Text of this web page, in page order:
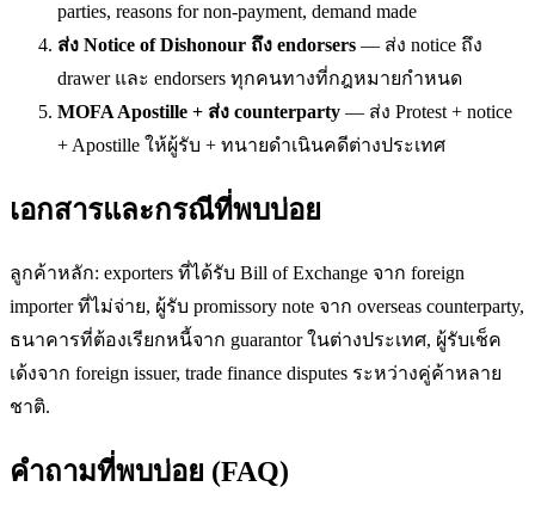
parties, reasons for non-payment, demand made
ส่ง Notice of Dishonour ถึง endorsers — ส่ง notice ถึง
drawer และ endorsers ทุกคนทางที่กฎหมายกำหนด
MOFA Apostille + ส่ง counterparty — ส่ง Protest + notice
+ Apostille ให้ผู้รับ + ทนายดำเนินคดีต่างประเทศ
เอกสารและกรณีที่พบบ่อย
ลูกค้าหลัก: exporters ที่ได้รับ Bill of Exchange จาก foreign
importer ที่ไม่จ่าย, ผู้รับ promissory note จาก overseas counterparty,
ธนาคารที่ต้องเรียกหนี้จาก guarantor ในต่างประเทศ, ผู้รับเช็ค
เด้งจาก foreign issuer, trade finance disputes ระหว่างคู่ค้าหลาย
ชาติ.
คำถามที่พบบ่อย (FAQ)